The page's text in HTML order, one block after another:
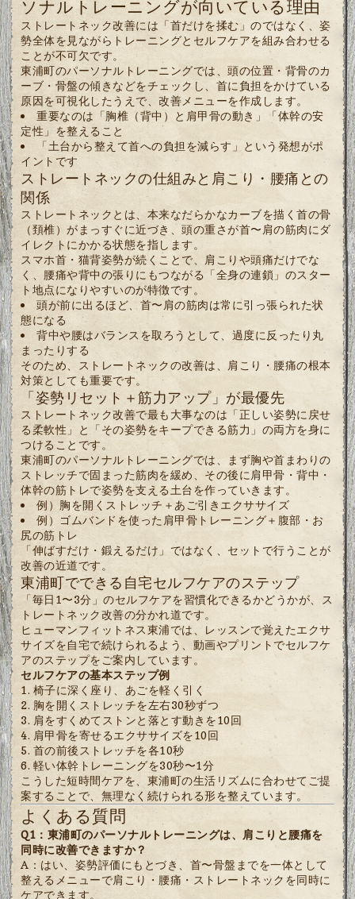
ソナルトレーニングが向いている理由
ストレートネック改善には「首だけを揉む」のではなく、姿
勢全体を見ながらトレーニングとセルフケアを組み合わせる
ことが不可欠です。
東浦町のパーソナルトレーニングでは、頭の位置・背骨のカ
ーブ・骨盤の傾きなどをチェックし、首に負担をかけている
原因を可視化したうえで、改善メニューを作成します。
重要なのは「胸椎（背中）と肩甲骨の動き」「体幹の安
定性」を整えること
「土台から整えて首への負担を減らす」という発想がポ
イントです
ストレートネックの仕組みと肩こり・腰痛との
関係
ストレートネックとは、本来なだらかなカーブを描く首の骨
（頚椎）がまっすぐに近づき、頭の重さが首〜肩の筋肉にダ
イレクトにかかる状態を指します。
スマホ首・猫背姿勢が続くことで、肩こりや頭痛だけでな
く、腰痛や背中の張りにもつながる「全身の連鎖」のスター
ト地点になりやすいのが特徴です。
頭が前に出るほど、首〜肩の筋肉は常に引っ張られた状
態になる
背中や腰はバランスを取ろうとして、過度に反ったり丸
まったりする
そのため、ストレートネックの改善は、肩こり・腰痛の根本
対策としても重要です。
「姿勢リセット＋筋力アップ」が最優先
ストレートネック改善で最も大事なのは「正しい姿勢に戻せ
る柔軟性」と「その姿勢をキープできる筋力」の両方を身に
つけることです。
東浦町のパーソナルトレーニングでは、まず胸や首まわりの
ストレッチで固まった筋肉を緩め、その後に肩甲骨・背中・
体幹の筋トレで姿勢を支える土台を作っていきます。
例）胸を開くストレッチ＋あご引きエクササイズ
例）ゴムバンドを使った肩甲骨トレーニング＋腹部・お
尻の筋トレ
「伸ばすだけ・鍛えるだけ」ではなく、セットで行うことが
改善の近道です。
東浦町でできる自宅セルフケアのステップ
「毎日1〜3分」のセルフケアを習慣化できるかどうかが、ス
トレートネック改善の分かれ道です。
ヒューマンフィットネス東浦では、レッスンで覚えたエクサ
サイズを自宅で続けられるよう、動画やプリントでセルフケ
アのステップをご案内しています。
セルフケアの基本ステップ例
椅子に深く座り、あごを軽く引く
胸を開くストレッチを左右30秒ずつ
肩をすくめてストンと落とす動きを10回
肩甲骨を寄せるエクササイズを10回
首の前後ストレッチを各10秒
軽い体幹トレーニングを30秒〜1分
こうした短時間ケアを、東浦町の生活リズムに合わせてご提
案することで、無理なく続けられる形を整えています。
よくある質問
Q1：東浦町のパーソナルトレーニングは、肩こりと腰痛を
同時に改善できますか？
A：はい、姿勢評価にもとづき、首〜骨盤までを一体として
整えるメニューで肩こり・腰痛・ストレートネックを同時に
ケアできます。